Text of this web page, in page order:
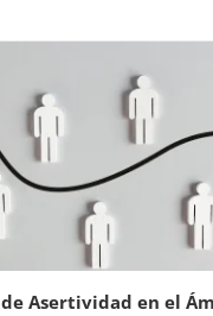
Asertividad en el